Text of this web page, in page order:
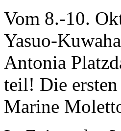
Vom 8.-10.
Yasuo-
Antonia
teil! Die
Marine